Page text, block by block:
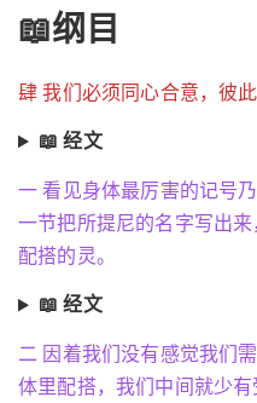
📖纲目
肆 我们必须同心合意，彼
📖 经文
一 看见身体最厉害的记号
一节把所提尼的名字写出
配搭的灵。
📖 经文
二 因着我们没有感觉我们
体里配搭，我们中间就少